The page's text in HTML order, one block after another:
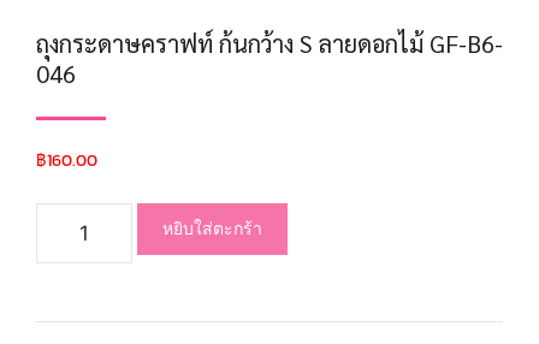
ถุงกระดาษคราฟท์ ก้นกว้าง S ลายดอกไม้ GF-B6-
046
฿160.00
หยิบใส่ตะกร้า